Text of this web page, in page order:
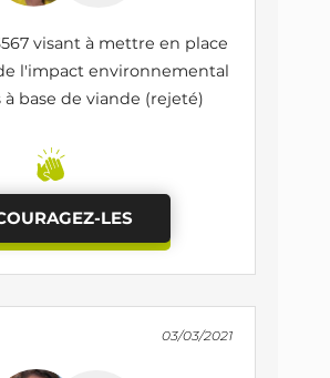
visant à mettre en place
l'impact environnemental
base de viande (rejeté)
LES
03/03/2021